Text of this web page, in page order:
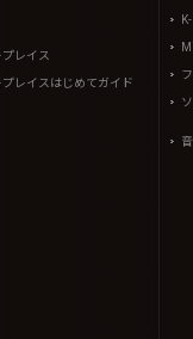
レイス
レイスはじめてガイド